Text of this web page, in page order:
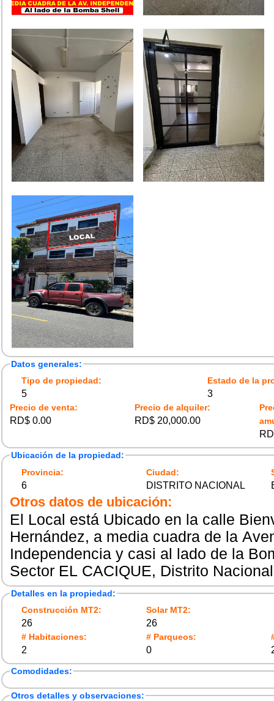
Datos generales:
Tipo de propiedad:
5
Estado de la
3
Precio de venta:
RD$ 0.00
Precio de alquiler:
RD$ 20,000.00
Ubicación de la propiedad:
Provincia:
6
Ciudad:
DISTRITO NACIONAL
Otros datos de ubicación:
El Local está Ubicado en la calle
Hernández, a media cuadra de la
Independencia y casi al lado de la
Sector EL CACIQUE, Distrito Nacional
Detalles en la propiedad:
Construcción MT2:
26
Solar MT2:
26
# Habitaciones:
2
# Parqueos:
0
Comodidades:
Otros detalles y observaciones: